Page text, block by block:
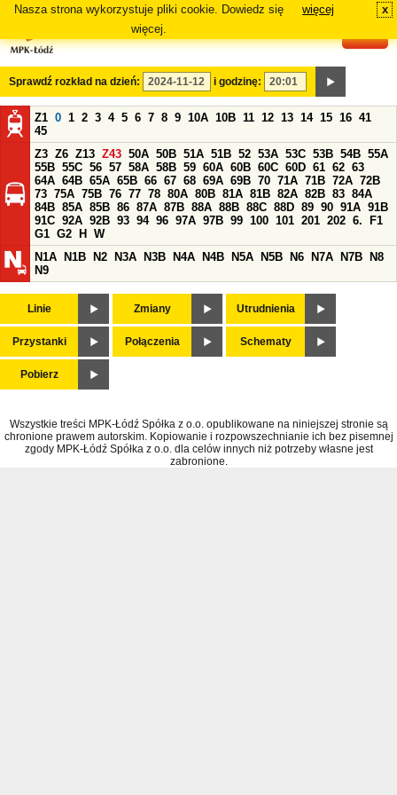
Nasza strona wykorzystuje pliki cookie. Dowiedz się
więcej.
więcej x
Sprawdź rozkład na dzień: i godzinę:
Z1 0 1 2 3 4 5 6 7 8 9 10A 10B 11 12 13 14 15 16 41
45
Z3 Z6 Z13 Z43 50A 50B 51A 51B 52 53A 53C 53B 54B 55A
55B 55C 56 57 58A 58B 59 60A 60B 60C 60D 61 62 63
64A 64B 65A 65B 66 67 68 69A 69B 70 71A 71B 72A 72B
73 75A 75B 76 77 78 80A 80B 81A 81B 82A 82B 83 84A
84B 85A 85B 86 87A 87B 88A 88B 88C 88D 89 90 91A 91B
91C 92A 92B 93 94 96 97A 97B 99 100 101 201 202 6.
F1
G1 G2 H
W
N1A
N1B N2 N3A N3B N4A N4B N5A N5B N6 N7A N7B
N8
N9
Linie Zmiany Utrudnienia
Przystanki Połączenia Schematy
Pobierz
Wszystkie treści MPK-Łódź Spółka z o.o. opublikowane na niniejszej stronie są
chronione prawem autorskim. Kopiowanie i rozpowszechnianie ich bez pisemnej
zgody MPK-Łódź Spółka z o.o. dla celów innych niż potrzeby własne jest
zabronione.